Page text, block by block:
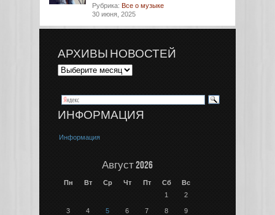
Рубрика: Все о музыке
30 июня, 2025
АРХИВЫ НОВОСТЕЙ
ИНФОРМАЦИЯ
Информация
Август 2026
Пн Вт Ср Чт Пт Сб
Вс
1
2
3 4 5 6 7 8 9